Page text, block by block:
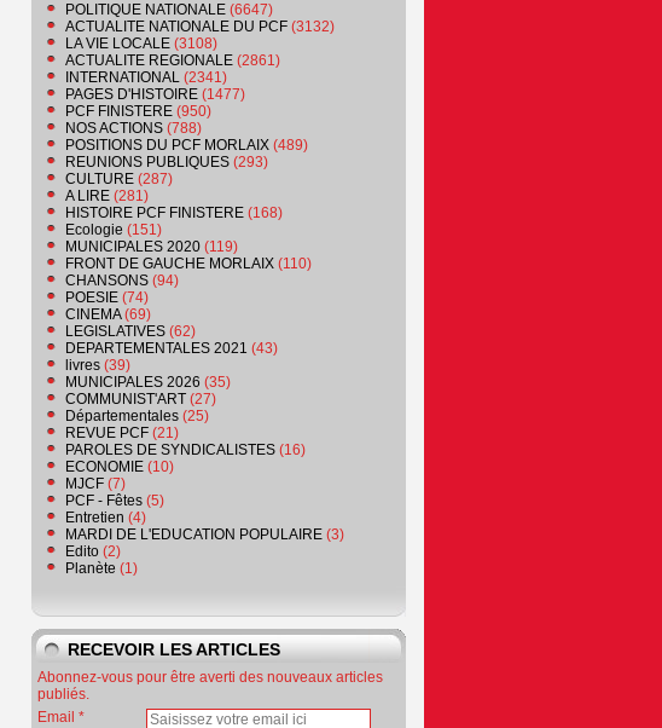
POLITIQUE NATIONALE (6647)
ACTUALITE NATIONALE DU PCF (3132)
LA VIE LOCALE (3108)
ACTUALITE REGIONALE (2861)
INTERNATIONAL (2341)
PAGES D'HISTOIRE (1477)
PCF FINISTERE (950)
NOS ACTIONS (788)
POSITIONS DU PCF MORLAIX (489)
REUNIONS PUBLIQUES (293)
CULTURE (287)
A LIRE (281)
HISTOIRE PCF FINISTERE (168)
Ecologie (151)
MUNICIPALES 2020 (119)
FRONT DE GAUCHE MORLAIX (110)
CHANSONS (94)
POESIE (74)
CINEMA(69)
LEGISLATIVES (62)
DEPARTEMENTALES 2021 (43)
livres (39)
MUNICIPALES 2026 (35)
COMMUNIST'ART (27)
Départementales (25)
REVUE PCF (21)
PAROLES DE SYNDICALISTES (16)
ECONOMIE (10)
MJCF (7)
PCF - Fêtes (5)
Entretien (4)
MARDI DE L'EDUCATION POPULAIRE (3)
Edito (2)
Planète (1)
RECEVOIR LES ARTICLES
Abonnez-vous pour être averti des nouveaux articles
publiés.
Email